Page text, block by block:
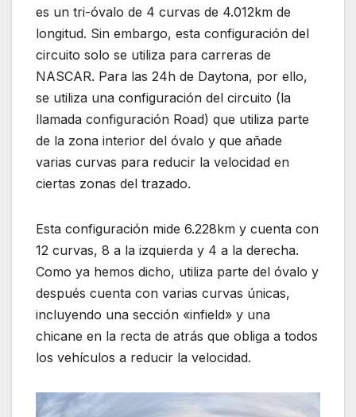
es un tri-óvalo de 4 curvas de 4.012km de
longitud. Sin embargo, esta configuración del
circuito solo se utiliza para carreras de
NASCAR. Para las 24h de Daytona, por ello,
se utiliza una configuración del circuito (la
llamada configuración Road) que utiliza parte
de la zona interior del óvalo y que añade
varias curvas para reducir la velocidad en
ciertas zonas del trazado.
Esta configuración mide 6.228km y cuenta con
12 curvas, 8 a la izquierda y 4 a la derecha.
Como ya hemos dicho, utiliza parte del óvalo y
después cuenta con varias curvas únicas,
incluyendo una sección «infield» y una
chicane en la recta de atrás que obliga a todos
los vehículos a reducir la velocidad.